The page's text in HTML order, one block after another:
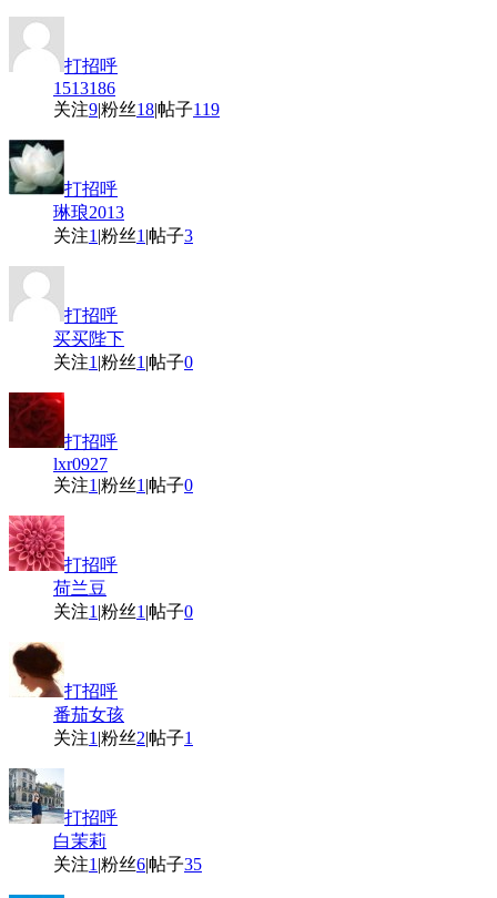
打招呼
1513186
关注9|粉丝18|帖子119
打招呼
琳琅2013
关注1 |粉丝1 |帖子3
打招呼
买买陛下
关注1 |粉丝1 |帖子0
打招呼
lxr0927
关注1 |粉丝1 |帖子0
打招呼
荷兰豆
关注1 |粉丝1 |帖子0
打招呼
番茄女孩
关注1 |粉丝2|帖子1
打招呼
白茉莉
关注1 |粉丝6|帖子35